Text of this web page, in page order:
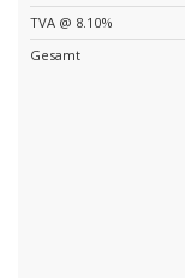
TVA @ 8.10%
Gesamt